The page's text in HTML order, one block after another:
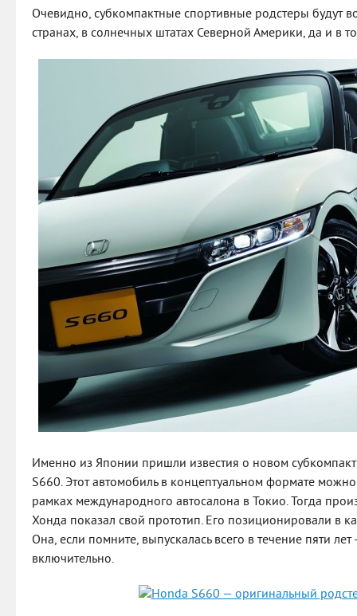
Очевидно, субкомпактные спортивные родстеры будут
странах, в солнечных штатах Северной Америки, да и в
Именно из Японии пришли известия о новом
S660. Этот автомобиль в концептуальном формате
рамках международного автосалона в Токио. Тогда
Хонда показал свой прототип. Его позиционировали в
Она, если помните, выпускалась всего в течение пяти
включительно.